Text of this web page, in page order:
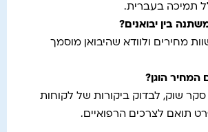
תמיכה בעברית.
בין יבואנים?
מחירים ולוודא שהיבואן מוסמך
המחיר הוגן ?
שוק, לבדוק ביקורות של לקוחות
תואם לצרכים הרפואיים.